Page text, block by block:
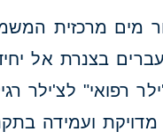
בצנרת אל
רפואי" לצ'ילר
מדויקת ועמידה